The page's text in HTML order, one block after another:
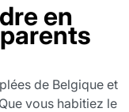
en
de Belgique et
vous habitiez le